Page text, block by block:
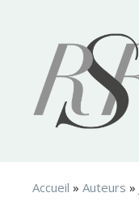
Accueil » Auteurs »